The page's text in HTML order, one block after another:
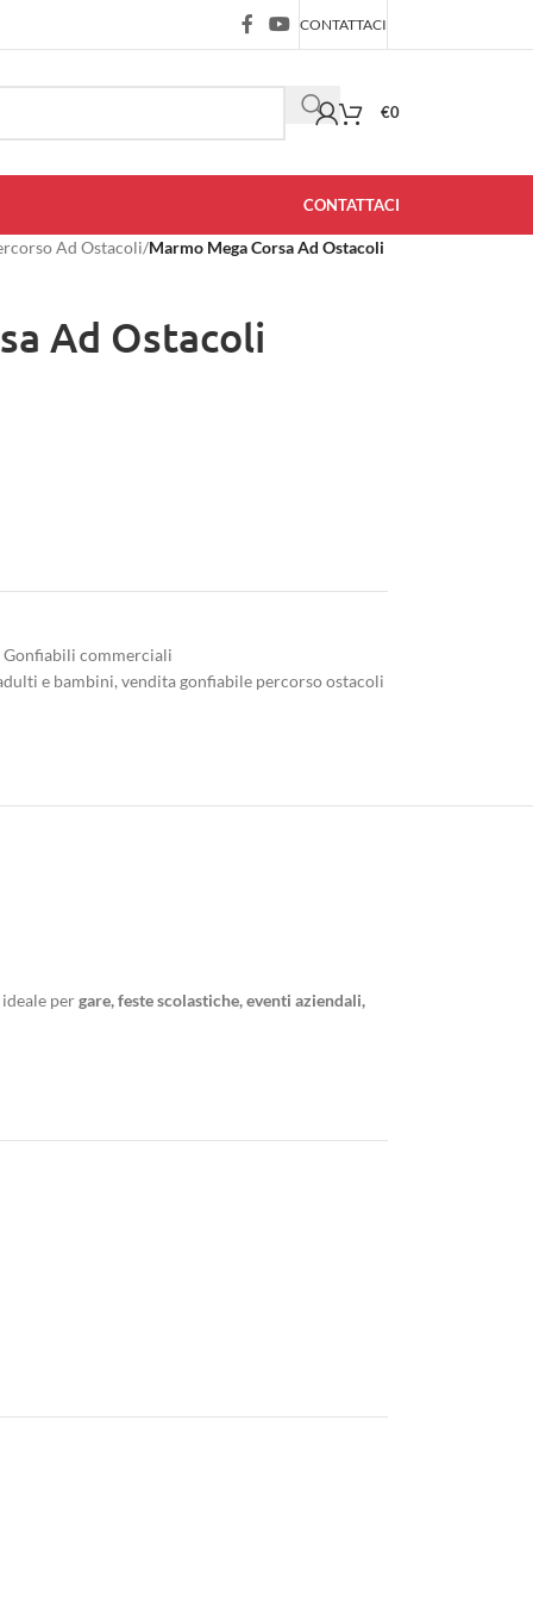
CONTATTACI
€0
CONTATTACI
Ad Ostacoli/Marmo Mega Corsa Ad Ostacoli
Ad Ostacoli
Gonfiabili commerciali
e bambini,vendita gonfiabile percorso ostacoli
pergare, feste scolastiche, eventi aziendali,